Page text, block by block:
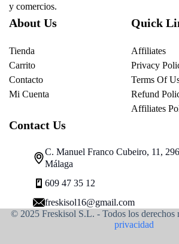
y comercios.
About Us
Tienda
Carrito
Contacto
Mi Cuenta
Quick
Affiliates
Privacy
Terms Of
Refund
Affiliates
Contact Us
C. Manuel Franco Cubeiro, 11,
Málaga
609 47 35 12
freskisol16@gmail.com
© 2025 Freskisol S.L. - Todos los derechos
privacidad